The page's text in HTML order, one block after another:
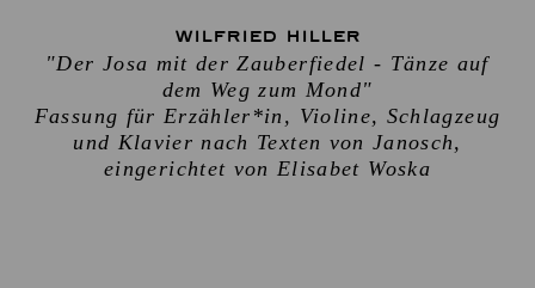
WILFRIED HILLER
"Der Josa mit der Zauberfiedel - Tänze auf
dem Weg zum Mond"
Fassung für Erzähler*in, Violine, Schlagzeug
und Klavier nach Texten von Janosch,
eingerichtet von Elisabet Woska